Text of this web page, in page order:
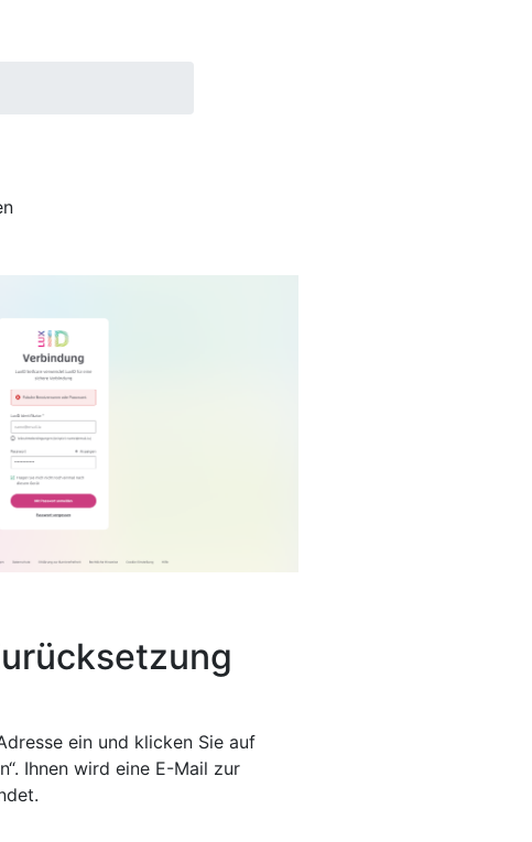
ein und klicken Sie auf
Ihnen wird eine E-Mail zur
Anmelden
können.
[
Das Blockieren